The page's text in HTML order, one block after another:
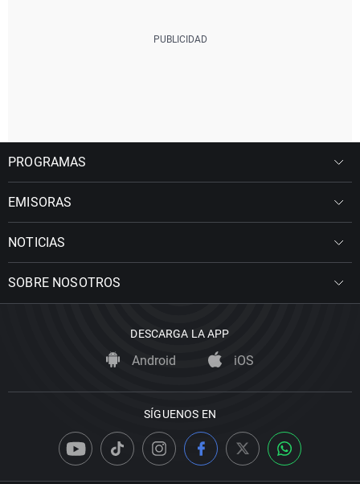
PROGRAMAS
EMISORAS
NOTICIAS
SOBRE NOSOTROS
DESCARGA LA APP
Android iOS
SÍGUENOS EN